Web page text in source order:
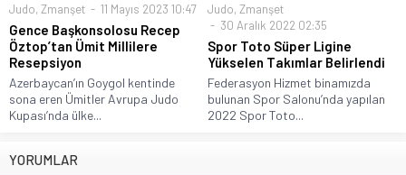
Judo, Zmanşet 11 Mayıs 2023 10:47
Gence Başkonsolosu Recep
Öztop’tan Ümit Millilere
Resepsiyon
Azerbaycan’ın Goygol kentinde
sona eren Ümitler Avrupa Judo
Kupası’nda ülke...
Judo, Zmanşet
30 Aralık 2022 02:35
Spor Toto Süper Ligine
Yükselen Takımlar Belirlendi
Federasyon Hizmet binamızda
bulunan Spor Salonu’nda yapılan
2022 Spor Toto...
YORUMLAR